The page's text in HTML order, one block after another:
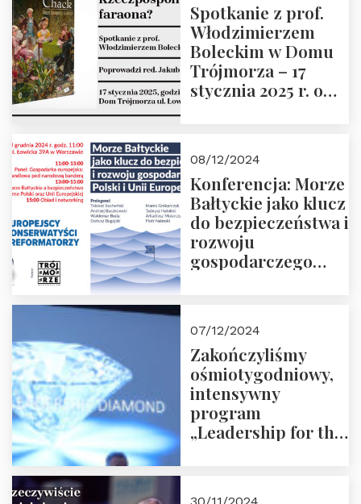
Spotkanie z prof.
Włodzimierzem
Boleckim w Domu
Trójmorza – 17
stycznia 2025 r. o
08/12/2024
Konferencja: Morze
Bałtyckie jako klucz
do bezpieczeństwa i
rozwoju
gospodarczego
ZAPRASZAMY
07/12/2024
Zakończyliśmy
ośmiotygodniowy,
intensywny
program
„Leadership for the